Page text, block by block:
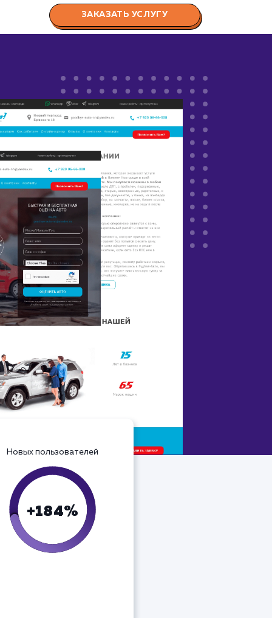
ЗАКАЗАТЬ УСЛУГУ
Новых пользователей
+184%